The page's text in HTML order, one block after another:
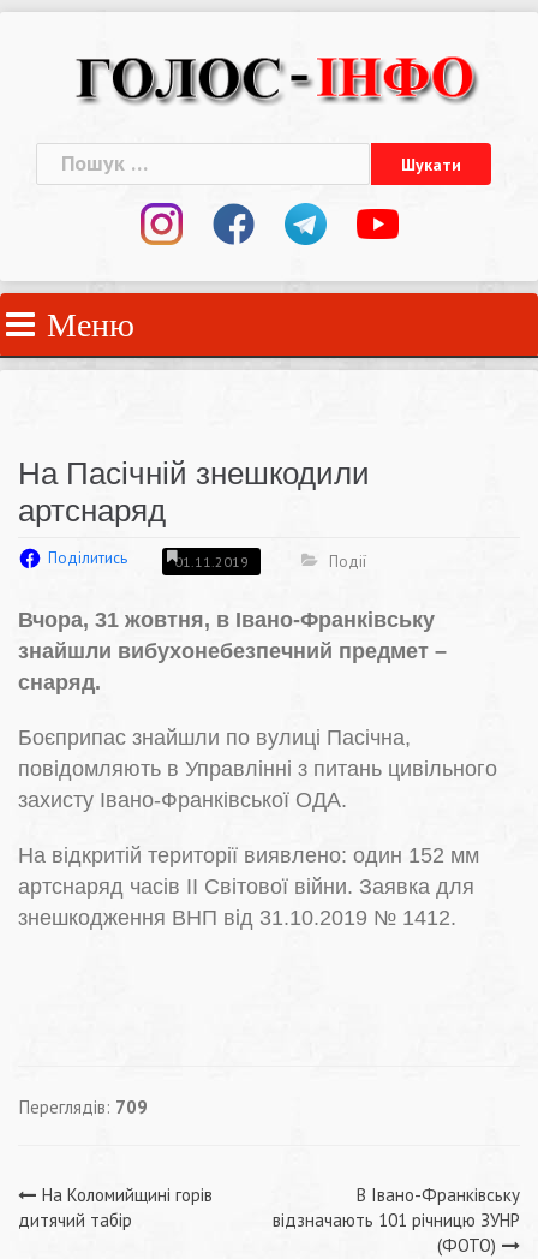
Пошук:
Меню
На Пасічній знешкодили
артснаряд
Поділитись 01.11.2019 Події
Вчора, 31 жовтня, в Івано-Франківську
знайшли вибухонебезпечний предмет –
снаряд.
Боєприпас знайшли по вулиці Пасічна,
повідомляють в Управлінні з питань цивільного
захисту Івано-Франківської ОДА.
На відкритій території виявлено: один 152 мм
артснаряд часів ІІ Світової війни. Заявка для
знешкодження ВНП від 31.10.2019 № 1412.
Переглядів: 709
Навігація
На Коломийщині горів
дитячий табір
В Івано-Франківську
відзначають 101 річницю ЗУНР
(ФОТО)